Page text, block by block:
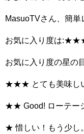
MasuoTVさん、簡単
お気に入り度は
お気に入り度の星の
★★★ とても美味し
★★ Good! ローテー
★ 惜しい！もう少し。